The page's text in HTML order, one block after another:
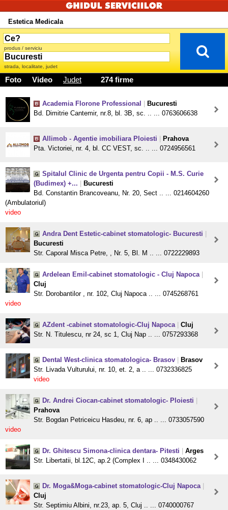
Estetica Medicala
produs / serviciu
strada, localitate, judet
Foto Video Judet 274 firme
Academia Florone Professional
Bucuresti
Bd. Dimitrie Cantemir, nr.8, bl. 3B, sc. .. ... 0763606638
Allimob - Agentie imobiliara Ploiesti
Prahova
Pta. Victoriei, nr. 4, bl. CC VEST, sc. .. ... 0724956561
Spitalul Clinic de Urgenta pentru Copii - M.S. Curie
(Budimex) +...
Bucuresti
Bd. Constantin Brancoveanu, Nr. 20, Sect .. ... 0214604260
(Ambulatoriul)
video
Andra Dent Estetic-cabinet stomatologic- Bucuresti
Bucuresti
Str. Caporal Misca Petre, , Nr. 5, Bl. M .. ... 0722229893
Ardelean Emil-cabinet stomatologic - Cluj Napoca
Cluj
Str. Dorobantilor , nr. 102, Cluj Napoca .. ... 0745268761
video
AZdent -cabinet stomatologic-Cluj Napoca
Cluj
Str. N. Titulescu, nr 24, sc 1, Cluj Nap .. ... 0757293368
Dental West-clinica stomatologica- Brasov
Brasov
Str. Livada Vulturului, nr. 10, et. 2, a .. ... 0732336825
video
Dr. Andrei Ciocan-cabinet stomatologic- Ploiesti
Prahova
Str. Bogdan Petriceicu Hasdeu, nr. 6, ap .. ... 0733057590
video
Dr. Ghitescu Simona-clinica dentara- Pitesti
Arges
Str. Libertatii, bl.12C, ap.2 (Complex I .. ... 0348430062
Dr. Moga&Moga-cabinet stomatologic-Cluj Napoca
Cluj
Str. Septimiu Albini, nr.23, ap. 5, Cluj .. ... 0740000767